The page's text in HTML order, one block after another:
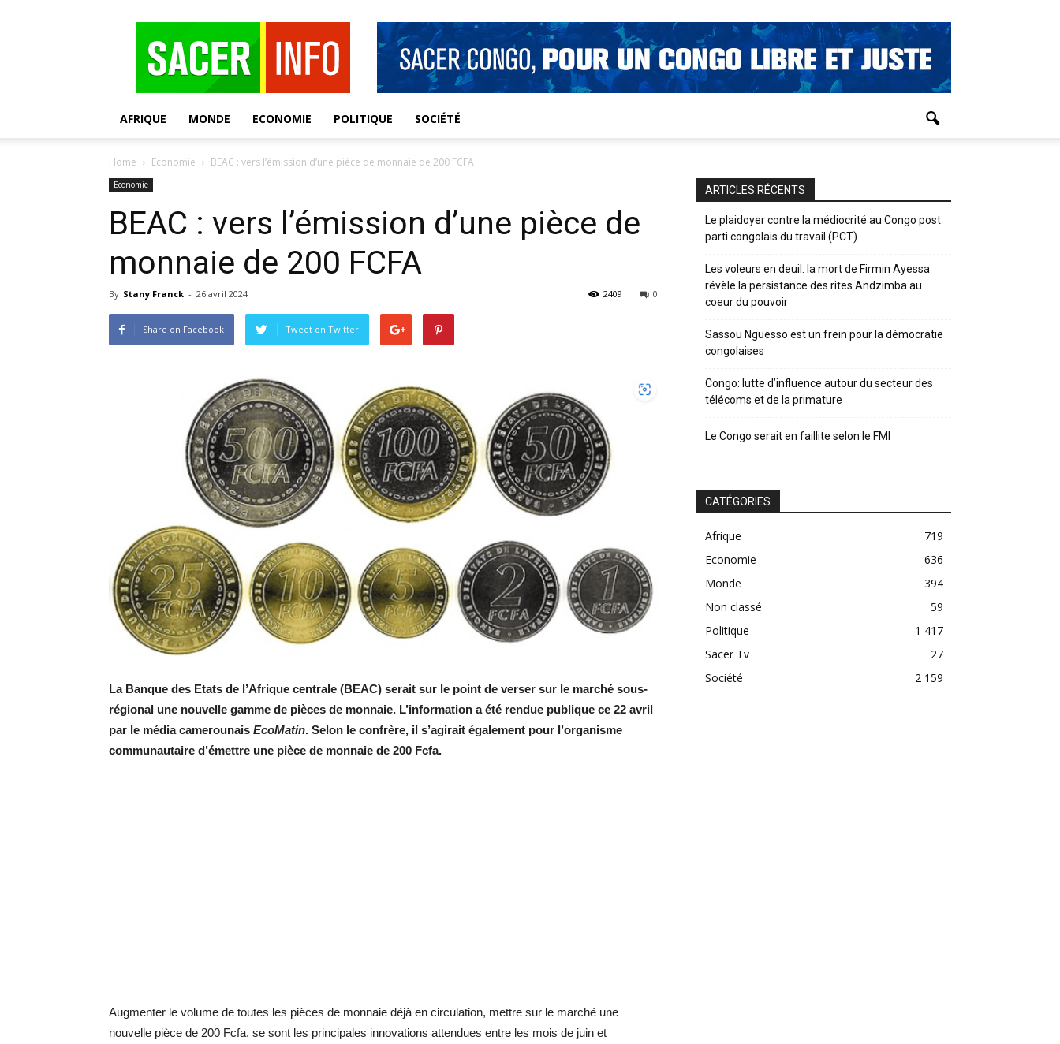
AFRIQUE MONDE ECONOMIE POLITIQUE SOCIÉTÉ
Home Economie BEAC : vers l’émission d’une pièce de monnaie de 200 FCFA
Economie
BEAC : vers l’émission d’une pièce de
monnaie de 200 FCFA
By Stany Franck - 26 avril 2024 0
2409
Share on Facebook Tweet on Twitter
La Banque des Etats de l’Afrique centrale (BEAC) serait sur le point de verser sur le marché sous-
régional une nouvelle gamme de pièces de monnaie. L’information a été rendue publique ce 22 avril
par le média camerounais EcoMatin. Selon le confrère, il s’agirait également pour l’organisme
communautaire d’émettre une pièce de monnaie de 200 Fcfa.
Augmenter le volume de toutes les pièces de monnaie déjà en circulation, mettre sur le marché une
nouvelle pièce de 200 Fcfa, se sont les principales innovations attendues entre les mois de juin et
ARTICLES RÉCENTS
Le plaidoyer contre la médiocrité au Congo post
parti congolais du travail (PCT)
Les voleurs en deuil: la mort de Firmin Ayessa
révèle la persistance des rites Andzimba au
coeur du pouvoir
Sassou Nguesso est un frein pour la démocratie
congolaises
Congo: lutte d’influence autour du secteur des
télécoms et de la primature
Le Congo serait en faillite selon le FMI
CATÉGORIES
Afrique
719
Economie
636
Monde
394
Non classé
59
Politique
1 417
Sacer Tv
27
Société
2 159